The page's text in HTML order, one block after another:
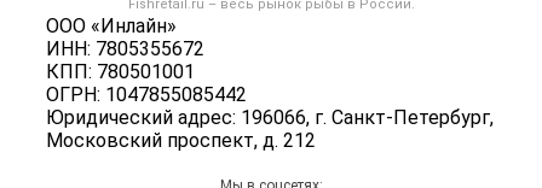
Fishretail.ru – весь рынок рыбы в России.
ООО «Инлайн»
ИНН: 7805355672
КПП: 780501001
ОГРН: 1047855085442
Юридический адрес: 196066, г. Санкт-Петербург,
Московский проспект, д. 212
Политика обработки персональных данных
Вакансии
Блог
Икра
Рыбопосадочный материал
Полуфабрикаты
Консервы